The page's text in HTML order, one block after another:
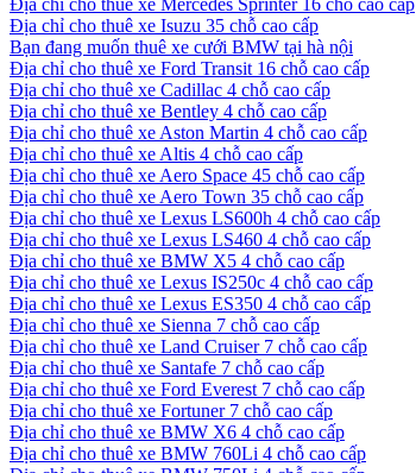
Địa chỉ cho thuê xe Mercedes Sprinter 16 chỗ cao cấp
Địa chỉ cho thuê xe Isuzu 35 chỗ cao cấp
Bạn đang muốn thuê xe cưới BMW tại hà nội
Địa chỉ cho thuê xe Ford Transit 16 chỗ cao cấp
Địa chỉ cho thuê xe Cadillac 4 chỗ cao cấp
Địa chỉ cho thuê xe Bentley 4 chỗ cao cấp
Địa chỉ cho thuê xe Aston Martin 4 chỗ cao cấp
Địa chỉ cho thuê xe Altis 4 chỗ cao cấp
Địa chỉ cho thuê xe Aero Space 45 chỗ cao cấp
Địa chỉ cho thuê xe Aero Town 35 chỗ cao cấp
Địa chỉ cho thuê xe Lexus LS600h 4 chỗ cao cấp
Địa chỉ cho thuê xe Lexus LS460 4 chỗ cao cấp
Địa chỉ cho thuê xe BMW X5 4 chỗ cao cấp
Địa chỉ cho thuê xe Lexus IS250c 4 chỗ cao cấp
Địa chỉ cho thuê xe Lexus ES350 4 chỗ cao cấp
Địa chỉ cho thuê xe Sienna 7 chỗ cao cấp
Địa chỉ cho thuê xe Land Cruiser 7 chỗ cao cấp
Địa chỉ cho thuê xe Santafe 7 chỗ cao cấp
Địa chỉ cho thuê xe Ford Everest 7 chỗ cao cấp
Địa chỉ cho thuê xe Fortuner 7 chỗ cao cấp
Địa chỉ cho thuê xe BMW X6 4 chỗ cao cấp
Địa chỉ cho thuê xe BMW 760Li 4 chỗ cao cấp